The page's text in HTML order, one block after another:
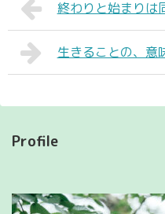
終わりと始まりは
生きることの、意
Profile